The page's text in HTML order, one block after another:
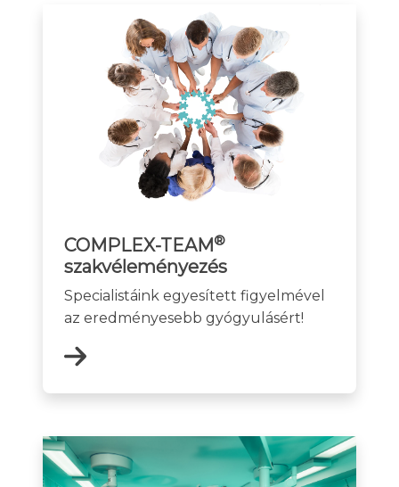
COMPLEX-TEAM®
szakvéleményezés
Specialistáink egyesített figyelmével
az eredményesebb gyógyulásért!